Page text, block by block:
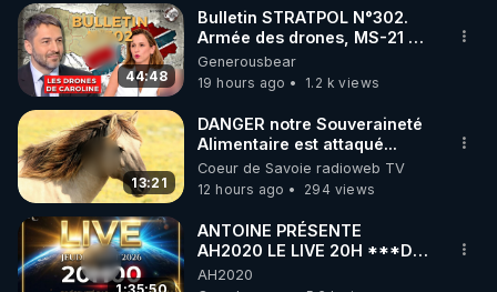
▶ 30 jours gratuit sur l’application de méditation et
de bien-être ENVOL :
Rendez-vous sur https://www.envol.app/code
le code : REGENERE
44:48
Bulletin STRATPOL N°302.
Armée des drones, MS-21 en
série, missiles coréens.
07.08.2026.
Generousbear
19 hours ago
1.2 k views
13:21
DANGER notre Souveraineté
Alimentaire est attaqué...
Coeur de Savoie radioweb TV
12 hours ago
294 views
ANTOINE PRÉSENTE
AH2020 LE LIVE 20H ***DU
06/08/2026***
AH2020